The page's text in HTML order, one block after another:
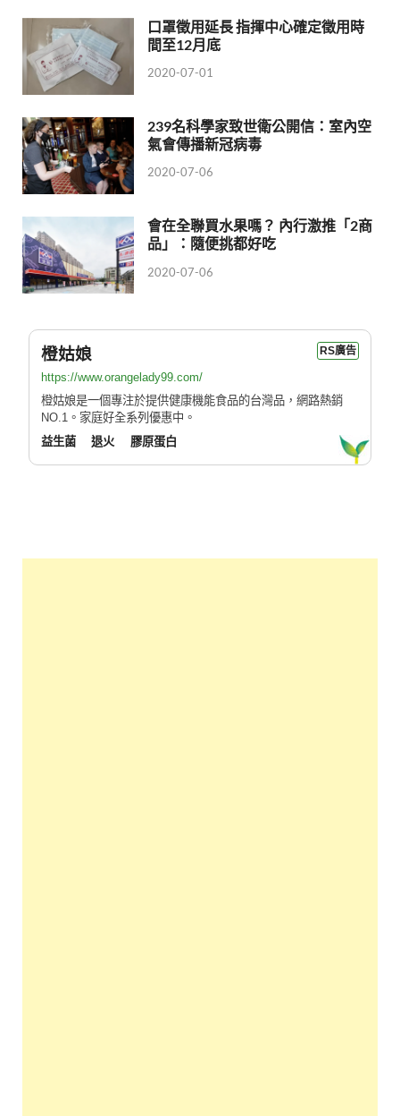
口罩徵用延長 指揮中心確定徵用時
間至12月底
2020-07-01
239名科學家致世衛公開信：室內空
氣會傳播新冠病毒
2020-07-06
會在全聯買水果嗎？ 內行激推「2商
品」：隨便挑都好吃
2020-07-06
橙姑娘 RS廣告
https://www.orangelady99.com/
橙姑娘是一個專注於提供健康機能食品的台灣品，網路熱銷
NO.1。家庭好全系列優惠中。
益生菌
退火 膠原蛋白